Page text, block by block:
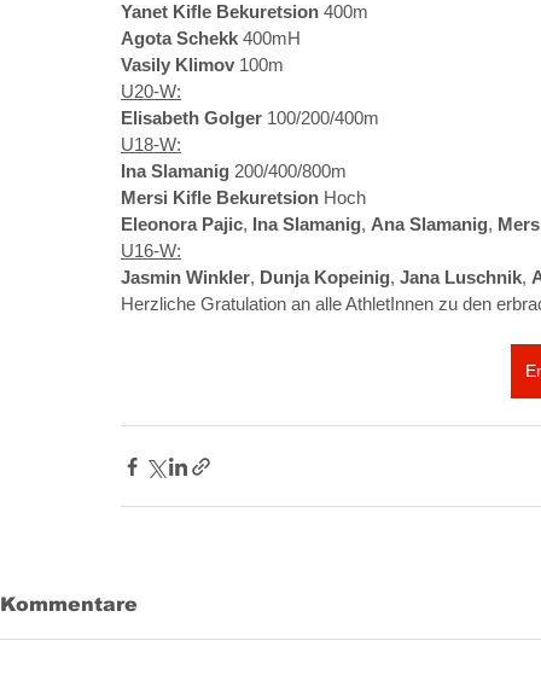
Yanet Kifle Bekuretsion 400m
Agota Schekk 400mH
Vasily Klimov 100m
U20-W:
Elisabeth Golger 100/200/400m
U18-W:
Ina Slamanig 200/400/800m
Mersi Kifle Bekuretsion Hoch
Eleonora Pajic, Ina Slamanig, Ana Slamanig,
U16-W:
Jasmin Winkler, Dunja Kopeinig, Jana Luschnik,
Herzliche Gratulation an alle AthletInnen zu den
Kommentare